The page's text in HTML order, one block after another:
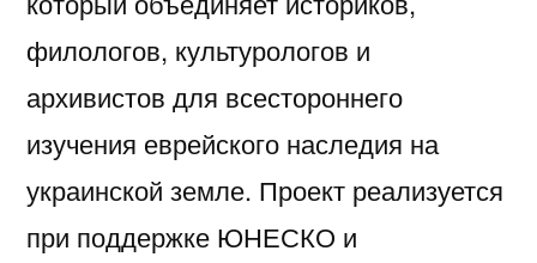
филологов, культурологов и
архивистов для всестороннего
изучения еврейского наследия на
украинской земле. Проект реализуется
при поддержке ЮНЕСКО и